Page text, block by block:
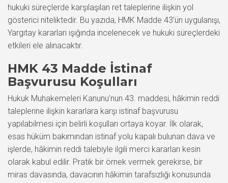
hukuki süreçlerde karşılaşılan ret taleplerine ilişkin yol
gösterici niteliktedir. Bu yazıda, HMK Madde 43’ün uygulanışı,
Yargıtay kararları ışığında incelenecek ve hukuki süreçlerdeki
etkileri ele alınacaktır.
HMK 43 Madde İstinaf
Başvurusu Koşulları
Hukuk Muhakemeleri Kanunu’nun 43. maddesi, hâkimin reddi
taleplerine ilişkin kararlara karşı istinaf başvurusu
yapılabilmesi için belirli koşulları ortaya koyar. İlk olarak,
esas hüküm bakımından istinaf yolu kapalı bulunan dava ve
işlerde, hâkimin reddi talebiyle ilgili merci kararları kesin
olarak kabul edilir. Pratik bir örnek vermek gerekirse, bir
miras davasında, davacının hâkimin tarafsızlığı konusunda